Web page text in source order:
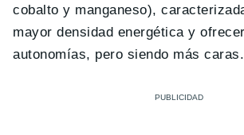
cobalto y manganeso),
mayor densidad energética y
autonomías, pero siendo más caras.